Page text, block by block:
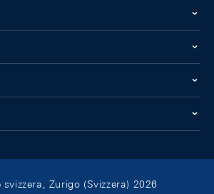
Zurigo (Svizzera) 2026